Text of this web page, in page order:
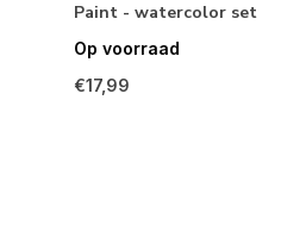
Paint - watercolor set
Op voorraad
€17,99